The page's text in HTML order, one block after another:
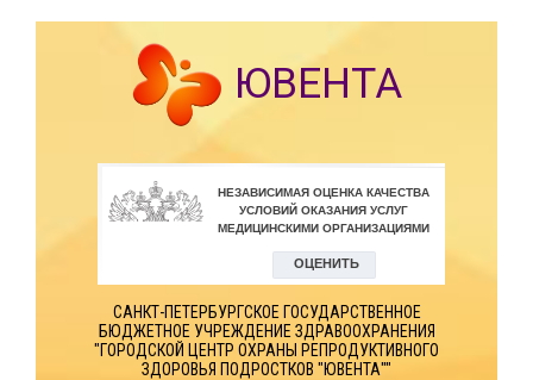
ЮВЕНТА
САНКТ-ПЕТЕРБУРГСКОЕ ГОСУДАРСТВЕННОЕ
БЮДЖЕТНОЕ УЧРЕЖДЕНИЕ ЗДРАВООХРАНЕНИЯ
"ГОРОДСКОЙ ЦЕНТР ОХРАНЫ РЕПРОДУКТИВНОГО
ЗДОРОВЬЯ ПОДРОСТКОВ "ЮВЕНТА""